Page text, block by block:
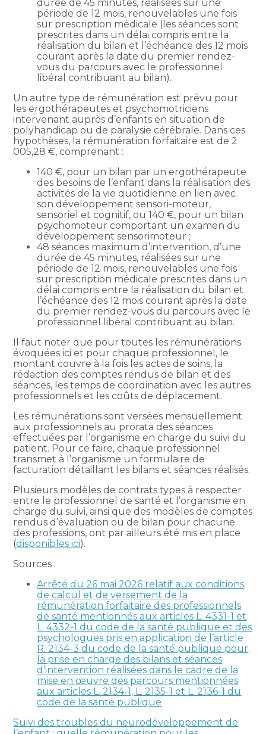
durée de 45 minutes, réalisées sur une
période de 12 mois, renouvelables une fois
sur prescription médicale (les séances sont
prescrites dans un délai compris entre la
réalisation du bilan et l’échéance des 12 mois
courant après la date du premier rendez-
vous du parcours avec le professionnel
libéral contribuant au bilan).
Un autre type de rémunération est prévu pour
les ergothérapeutes et psychomotriciens
intervenant auprès d’enfants en situation de
polyhandicap ou de paralysie cérébrale. Dans ces
hypothèses, la rémunération forfaitaire est de 2
005,28 €, comprenant :
140 €, pour un bilan par un ergothérapeute
des besoins de l’enfant dans la réalisation des
activités de la vie quotidienne en lien avec
son développement sensori-moteur,
sensoriel et cognitif, ou 140 €, pour un bilan
psychomoteur comportant un examen du
développement sensorimoteur ;
48 séances maximum d’intervention, d’une
durée de 45 minutes, réalisées sur une
période de 12 mois, renouvelables une fois
sur prescription médicale prescrites dans un
délai compris entre la réalisation du bilan et
l’échéance des 12 mois courant après la date
du premier rendez-vous du parcours avec le
professionnel libéral contribuant au bilan.
Il faut noter que pour toutes les rémunérations
évoquées ici et pour chaque professionnel, le
montant couvre à la fois les actes de soins, la
rédaction des comptes rendus de bilan et des
séances, les temps de coordination avec les autres
professionnels et les coûts de déplacement.
Les rémunérations sont versées mensuellement
aux professionnels au prorata des séances
effectuées par l’organisme en charge du suivi du
patient. Pour ce faire, chaque professionnel
transmet à l’organisme un formulaire de
facturation détaillant les bilans et séances réalisés.
Plusieurs modèles de contrats types à respecter
entre le professionnel de santé et l’organisme en
charge du suivi, ainsi que des modèles de comptes
rendus d’évaluation ou de bilan pour chacune
des professions, ont par ailleurs été mis en place
(disponibles ici).
Sources :
Arrêté du 26 mai 2026 relatif aux conditions
de calcul et de versement de la
rémunération forfaitaire des professionnels
de santé mentionnés aux articles L. 4331-1 et
L. 4332-1 du code de la santé publique et des
psychologues pris en application de l’article
R. 2134-3 du code de la santé publique pour
la prise en charge des bilans et séances
d’intervention réalisées dans le cadre de la
mise en œuvre des parcours mentionnées
aux articles L. 2134-1, L. 2135-1 et L. 2136-1 du
code de la santé publique
Suivi des troubles du neurodéveloppement de